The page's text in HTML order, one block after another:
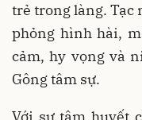
trẻ trong làng. Tạc
phỏng hình hài,
cảm, hy vọng và
Gông tâm sự.